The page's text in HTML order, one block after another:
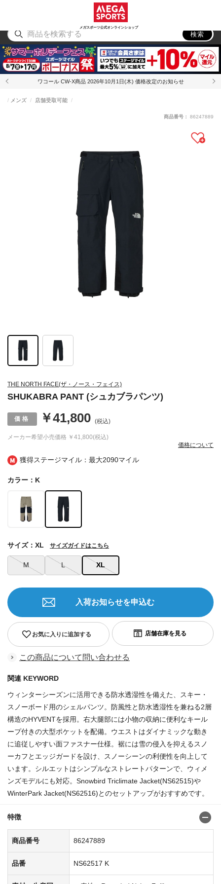
メガスポーツ公式オンラインショップ
アウトドア
検索
ワコール CW-X商品 2026年10月1日(木) 価格改定のお知らせ
獲得ステージマイル：最大2090マイル
THE NORTH FACE(ザ・ノース・フェイス)
SHUKABRA PANT (シュカブラパンツ)
メンズ 店舗受取可能
メーカー希望小売価格 ￥41,800(税込)
￥41,800 (税込)
価格について
商品番号： 86247889
カラー：K
M L XL
サイズ：XL サイズガイドはこちら
お気に入りに追加する
入荷お知らせを申込む
この商品について問い合わせる
関連 KEYWORD
ウィンターシーズンに活用できる防水透湿性を備えた、スキー・
スノーボード用のシェルパンツ。防風性と防水透湿性を兼ねる2層
構造のHYVENTを採用。右大腿部には小物の収納に便利なキール
ープ付きの大型ポケットを配備。ウエストはダイナミックな動き
に追従しやすい面ファスナー仕様。裾には雪の侵入を抑えるスノ
ーカフとエッジガードを設け、スノーシーンの利便性を向上して
います。シルエットはシンプルなストレートパターンで、ウィメ
ンズモデルにも対応。Snowbird Triclimate Jacket(NS62515)や
WinterPark Jacket(NS62516)とのセットアップがおすすめです。
特徴
商品番号 86247889
品番 NS62517 K